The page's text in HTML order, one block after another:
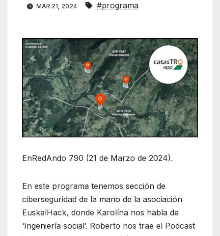
MAR 21, 2024 #programa
EnRedAndo 790 (21 de Marzo de 2024).
En este programa tenemos sección de
ciberseguridad de la mano de la asociación
EuskalHack, donde Karolína nos habla de
‘Ingeniería social’. Roberto nos trae el Podcast